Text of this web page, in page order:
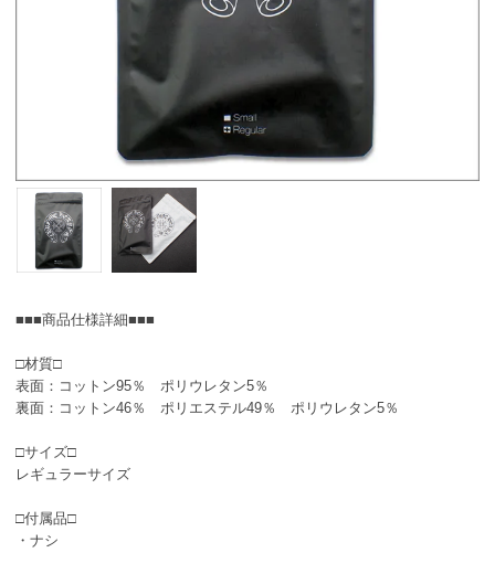
■■■商品仕様詳細■■■
□材質□
表面：コットン95％ ポリウレタン5％
裏面：コットン46％ ポリエステル49％ ポリウレタン5％
□サイズ□
レギュラーサイズ
□付属品□
・ナシ